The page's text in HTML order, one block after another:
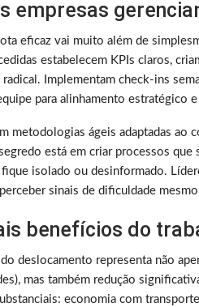
empresas
eficaz vai muito além de
estabelecem KPIs claros,
radical. Implementam check-ins
para alinhamento estratégico
metodologias ágeis adaptadas
está em criar processos
isolado ou desinformado.
sinais de dificuldade
benefícios do
deslocamento representa não
mas também redução
economia com